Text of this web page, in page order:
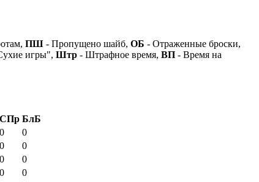
ПШ - Пропущено шайб, ОБ - Отраженные броски,
игры", Штр - Штрафное время, ВП - Время на
СПр БлБ
0
0
0
0
0
0
0
0